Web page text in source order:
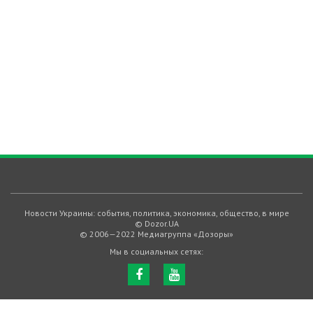
Новости Украины: события, политика, экономика, общество, в мире
© Dozor.UA
© 2006—2022 Медиагруппа «Дозоры»
Мы в социальных сетях: